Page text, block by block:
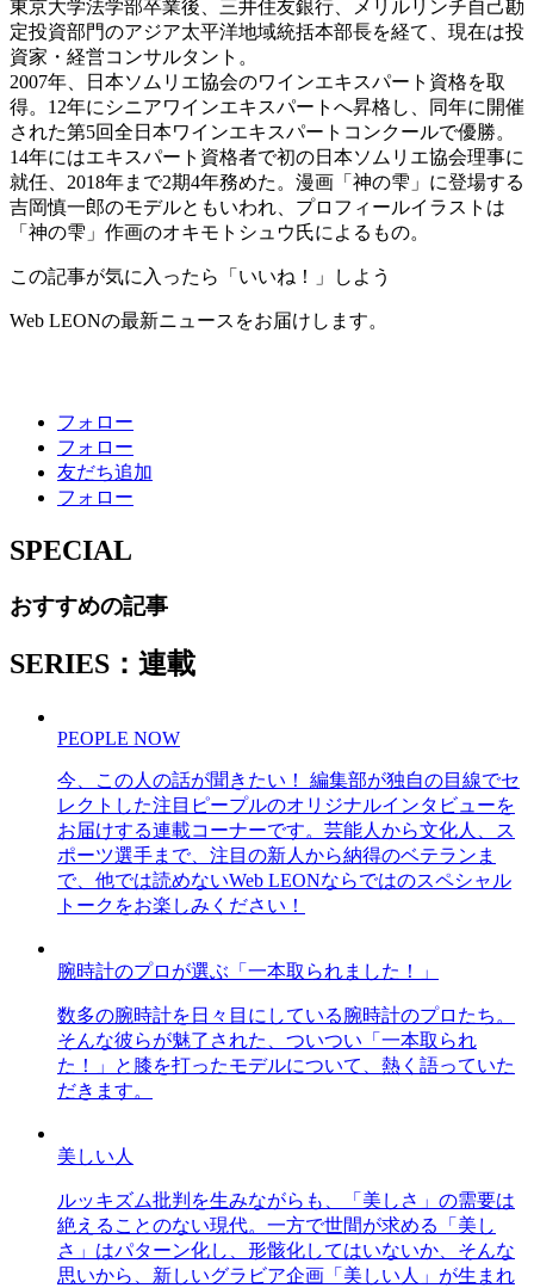
東京大学法学部卒業後、三井住友銀行、メリルリンチ自己勘
定投資部門のアジア太平洋地域統括本部長を経て、現在は投
資家・経営コンサルタント。
2007年、日本ソムリエ協会のワインエキスパート資格を取
得。12年にシニアワインエキスパートへ昇格し、同年に開催
された第5回全日本ワインエキスパートコンクールで優勝。
14年にはエキスパート資格者で初の日本ソムリエ協会理事に
就任、2018年まで2期4年務めた。漫画「神の雫」に登場する
吉岡慎一郎のモデルともいわれ、プロフィールイラストは
「神の雫」作画のオキモトシュウ氏によるもの。
この記事が気に入ったら「いいね！」しよう
Web LEONの最新ニュースをお届けします。
フォロー
フォロー
友だち追加
フォロー
SPECIAL
おすすめの記事
SERIES：連載
PEOPLE NOW
今、この人の話が聞きたい！ 編集部が独自の目線でセ
レクトした注目ピープルのオリジナルインタビューを
お届けする連載コーナーです。芸能人から文化人、ス
ポーツ選手まで、注目の新人から納得のベテランま
で、他では読めないWeb LEONならではのスペシャル
トークをお楽しみください！
腕時計のプロが選ぶ「一本取られました！」
数多の腕時計を日々目にしている腕時計のプロたち。
そんな彼らが魅了された、ついつい「一本取られ
た！」と膝を打ったモデルについて、熱く語っていた
だきます。
美しい人
ルッキズム批判を生みながらも、「美しさ」の需要は
絶えることのない現代。一方で世間が求める「美し
さ」はパターン化し、形骸化してはいないか、そんな
思いから、新しいグラビア企画「美しい人」が生まれ